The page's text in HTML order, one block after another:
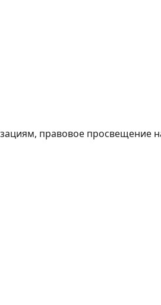
правовое просвещение